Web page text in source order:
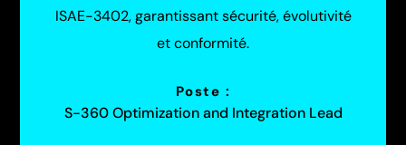
ISAE-3402, garantissant sécurité, évolutivité
et conformité.
Poste :
S-360 Optimization and Integration Lead